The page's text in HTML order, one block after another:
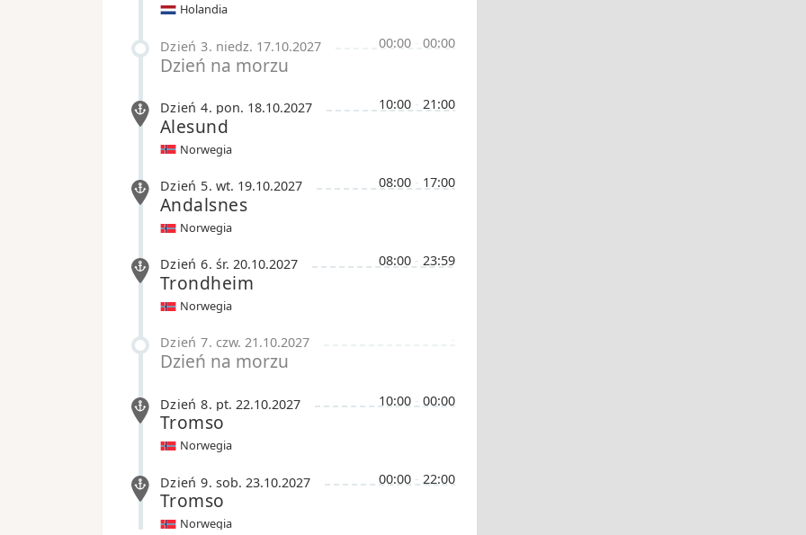
Holandia
00:00 00:00
Dzień 3. niedz. 17.10.2027
Dzień na morzu
10:00 - 21:00
Dzień 4. pon. 18.10.2027
Alesund
Norwegia
08:00 - 17:00
Dzień 5. wt. 19.10.2027
Andalsnes
Norwegia
08:00 - 23:59
Dzień 6. śr. 20.10.2027
Trondheim
Norwegia
Dzień 7. czw. 21.10.2027
Dzień na morzu
10:00 - 00:00
Dzień 8. pt. 22.10.2027
Tromso
Norwegia
00:00 - 22:00
Dzień 9. sob. 23.10.2027
Tromso
Norwegia